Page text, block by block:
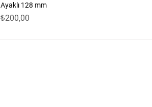
Ayaklı 128 mm 5’li Set | Dekoratif Mobilya
Fiyat
₺200,00